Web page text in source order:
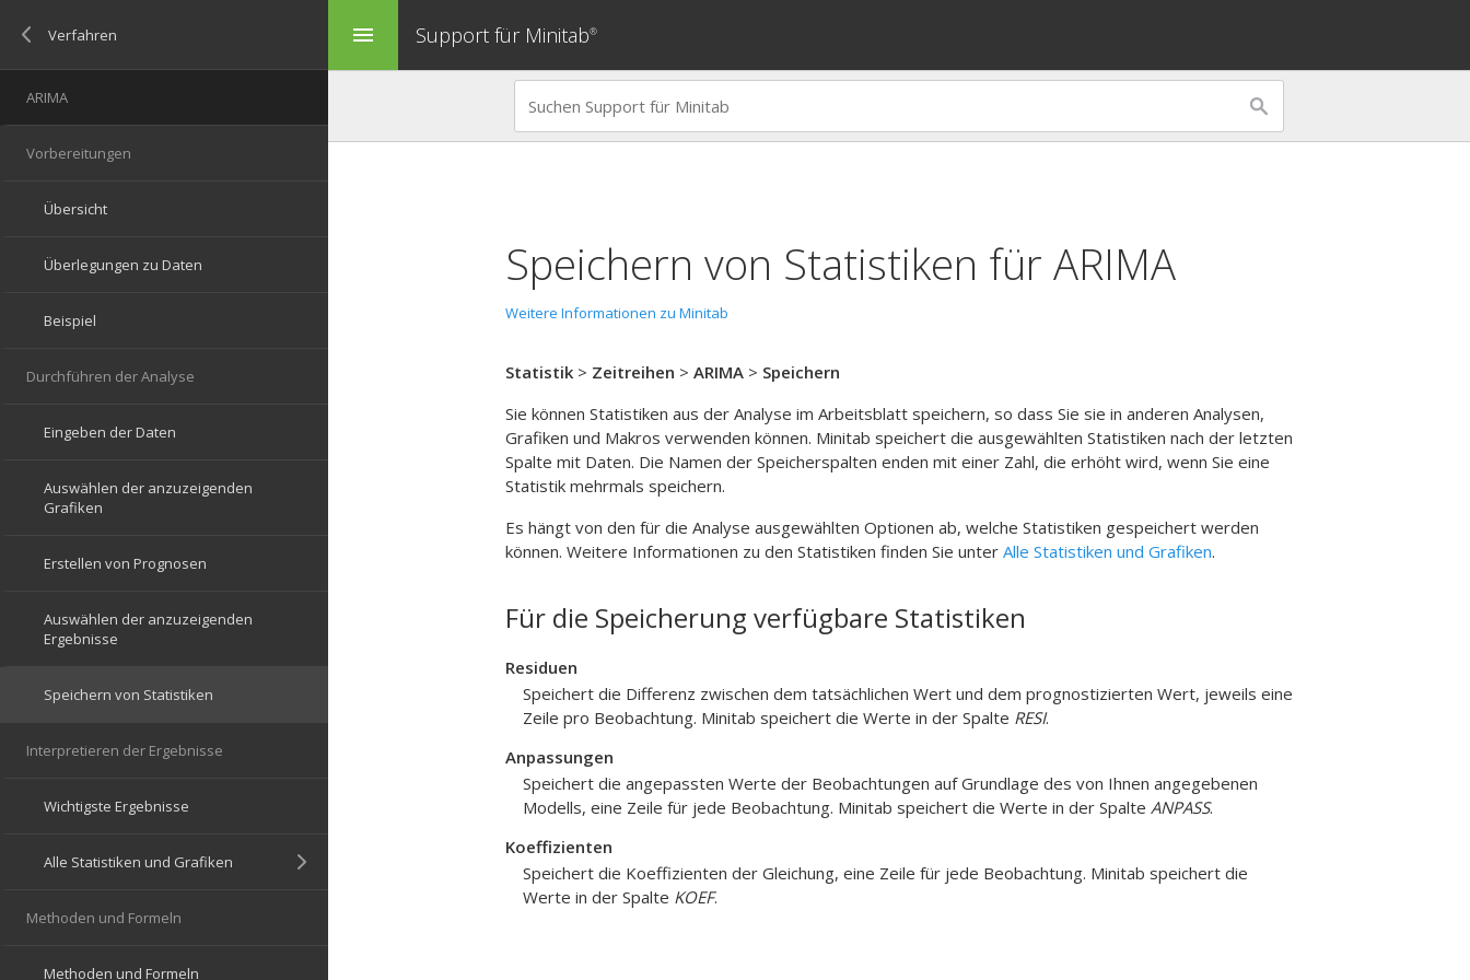
menu Support für Minitab®
Speichern von Statistiken für ARIMA
Weitere Informationen zu Minitab
Statistik > Zeitreihen > ARIMA > Speichern
Sie können Statistiken aus der Analyse im Arbeitsblatt speichern, so dass Sie sie in anderen Analysen,
Grafiken und Makros verwenden können. Minitab speichert die ausgewählten Statistiken nach der letzten
Spalte mit Daten. Die Namen der Speicherspalten enden mit einer Zahl, die erhöht wird, wenn Sie eine
Statistik mehrmals speichern.
Es hängt von den für die Analyse ausgewählten Optionen ab, welche Statistiken gespeichert werden
können. Weitere Informationen zu den Statistiken finden Sie unter Alle Statistiken und Grafiken.
Für die Speicherung verfügbare Statistiken
Residuen
Speichert die Differenz zwischen dem tatsächlichen Wert und dem prognostizierten Wert, jeweils eine
Zeile pro Beobachtung. Minitab speichert die Werte in der Spalte RESI.
Anpassungen
Speichert die angepassten Werte der Beobachtungen auf Grundlage des von Ihnen angegebenen
Modells, eine Zeile für jede Beobachtung. Minitab speichert die Werte in der Spalte ANPASS.
Koeffizienten
Speichert die Koeffizienten der Gleichung, eine Zeile für jede Beobachtung. Minitab speichert die
Werte in der Spalte KOEF.